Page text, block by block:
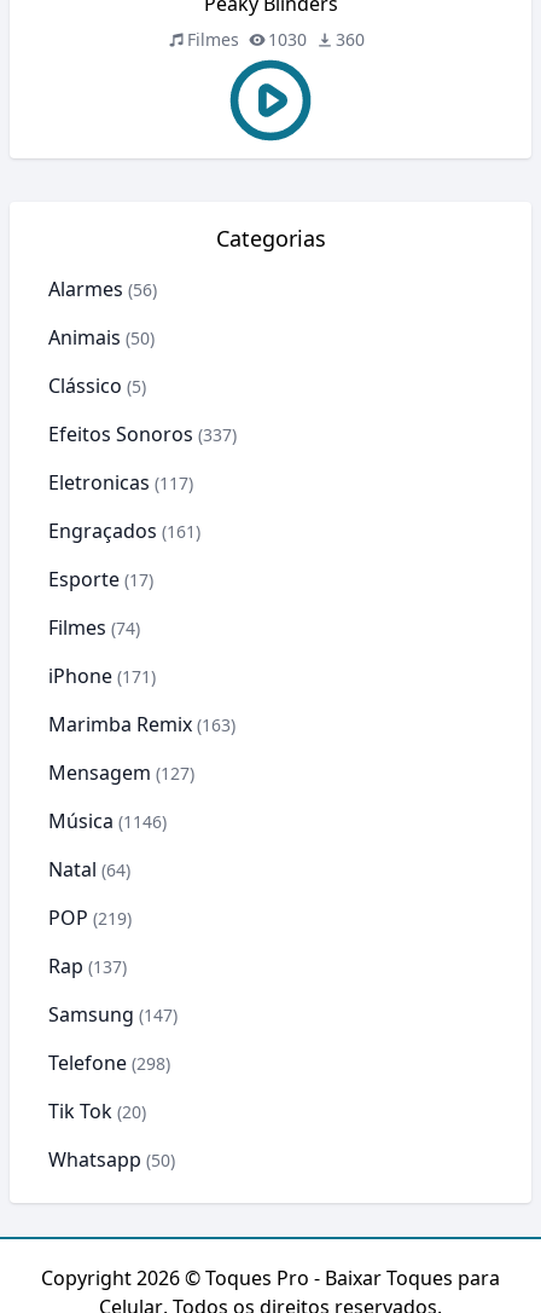
Filmes 1030 360
Categorias
Alarmes (56)
Animais (50)
Clássico (5)
Efeitos Sonoros (337)
Eletronicas (117)
Engraçados (161)
Esporte (17)
Filmes (74)
iPhone (171)
Marimba Remix (163)
Mensagem (127)
Música (1146)
Natal (64)
POP (219)
Rap (137)
Samsung (147)
Telefone (298)
Tik Tok (20)
Whatsapp (50)
Copyright 2026 ©Toques Pro - Baixar Toques para
Celular. Todos os direitos reservados.